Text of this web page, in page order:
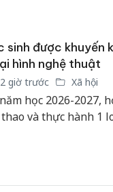
sinh được khuyến
hình nghệ thuật
giờ trước Xã hội
học 2026-2027,
và thực hành 1